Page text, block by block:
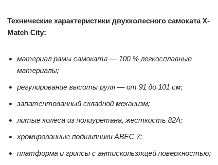
Технические характеристики двухколесного самоката X-
Match City:
материал рамы самоката — 100 % легкосплавные
материалы;
регулирование высоты руля — от 91 до 101 см;
запатентованный складной механизм;
литые колеса из полиуретана, жесткость 82А;
хромированные подшипники АВЕС 7;
платформа и грипсы с антискользящей поверхностью;